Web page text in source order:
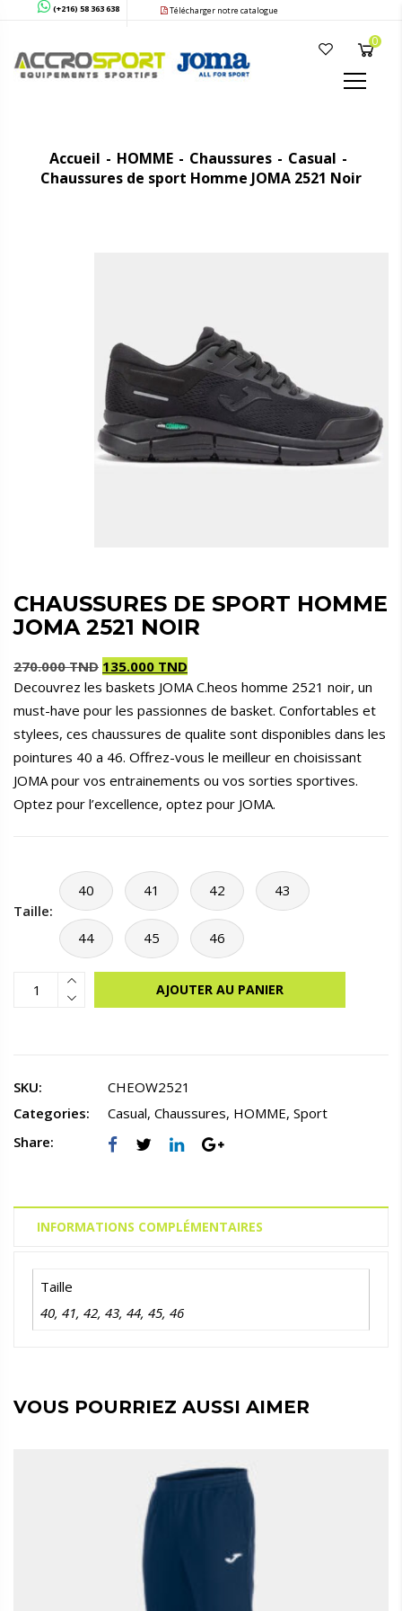
(+216) 58 363 638 Télécharger notre catalogue
0
Accueil HOMME Chaussures
Casual
Chaussures de sport Homme JOMA 2521 Noir
CHAUSSURES DE SPORT HOMME
JOMA 2521 NOIR
270.000TND
Le
prix
initial
était :
270.000 TND.
135.000 TND
Le
prix
actuel
est :
135.000 TND.
Decouvrez les baskets JOMA C.heos homme 2521 noir, un
must-have pour les passionnes de basket. Confortables et
stylees, ces chaussures de qualite sont disponibles dans les
pointures 40 a 46. Offrez-vous le meilleur en choisissant
JOMA pour vos entrainements ou vos sorties sportives.
Optez pour l’excellence, optez pour JOMA.
Taille:
40 41 42 43
44 45 46
AJOUTER AU PANIER
SKU:
CHEOW2521
Categories:
Casual, Chaussures, HOMME, Sport
Share:
INFORMATIONS COMPLÉMENTAIRES
Taille
40, 41, 42, 43, 44, 45, 46